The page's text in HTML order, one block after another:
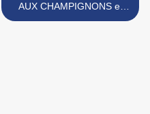
AUX CHAMPIGNONS et
MOUTARDE >